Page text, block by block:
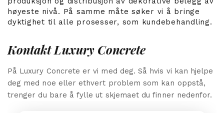
høyeste nivå. På samme måte søker vi å bringe
dyktighet til alle prosesser, som kundebehandling.
Kontakt Luxury Concrete
På Luxury Concrete er vi med deg. Så hvis vi kan hjelpe
deg med noe eller ethvert problem som kan oppstå,
trenger du bare å fylle ut skjemaet du finner nedenfor.